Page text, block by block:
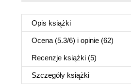
Opis książki
Ocena (5.3/6) i opinie (62)
Recenzje książki (5)
Szczegóły książki